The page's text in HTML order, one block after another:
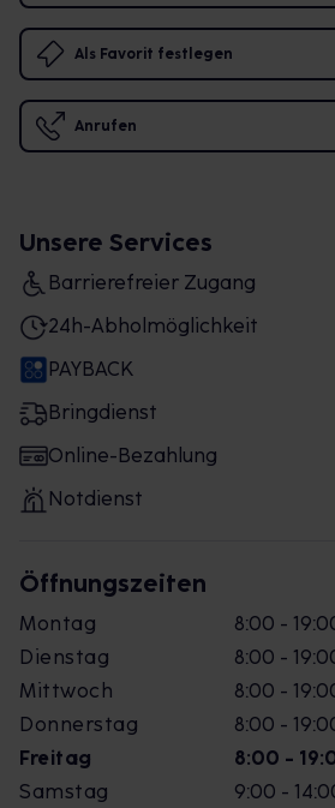
Als Favorit festlegen
Anrufen
Unsere Services
Barrierefreier Zugang
24h-Abholmöglichkeit
PAYBACK
Bringdienst
Online-Bezahlung
Notdienst
Öffnungszeiten
Montag
8:00 -
Dienstag
8:00 -
Mittwoch
8:00 -
Donnerstag
8:00 -
Freitag
8:00 -
Samstag
9:00 -